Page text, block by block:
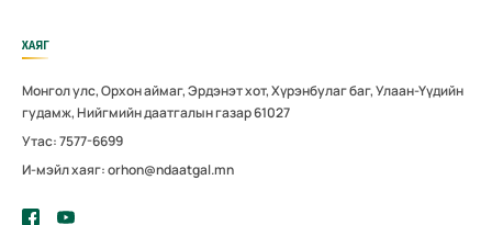
ХАЯГ
Монгол улс, Орхон аймаг, Эрдэнэт хот, Хүрэнбулаг баг, Улаан-Үүдийн
гудамж, Нийгмийн даатгалын газар 61027
Утас: 7577-6699
И-мэйл хаяг: orhon@ndaatgal.mn